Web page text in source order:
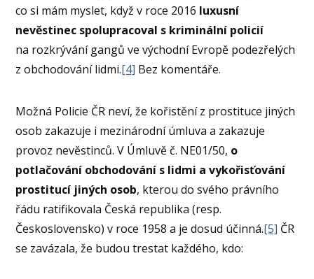
co si mám myslet, když v roce 2016 luxusní
nevěstinec spolupracoval s kriminální policií
na rozkrývání gangů ve východní Evropě podezřelých
z obchodování lidmi.[4] Bez komentáře.
Možná Policie ČR neví, že kořistění z prostituce jiných
osob zakazuje i mezinárodní úmluva a zakazuje
provoz nevěstinců. V Úmluvě č. NE01/50, o
potlačování obchodování s lidmi a vykořisťování
prostitucí jiných osob, kterou do svého právního
řádu ratifikovala Česká republika (resp.
Československo) v roce 1958 a je dosud účinná.[5] ČR
se zavázala, že budou trestat každého, kdo: